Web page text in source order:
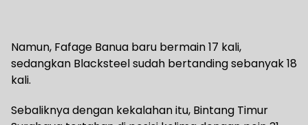
Namun, Fafage Banua baru bermain 17 kali,
sedangkan Blacksteel sudah bertanding sebanyak 18
kali.
Sebaliknya dengan kekalahan itu, Bintang Timur